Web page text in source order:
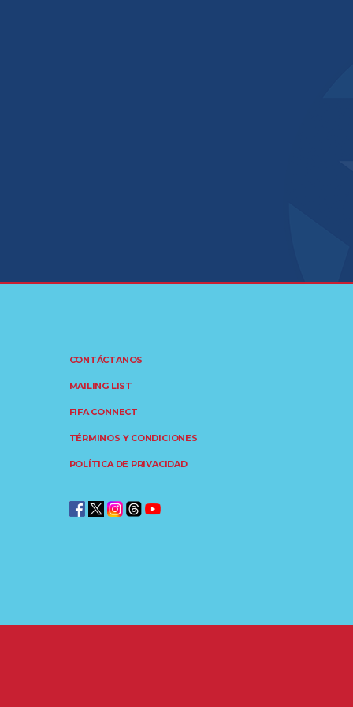
CONTÁCTANOS
MAILING LIST
FIFA CONNECT
TÉRMINOS Y CONDICIONES
POLÍTICA DE PRIVACIDAD